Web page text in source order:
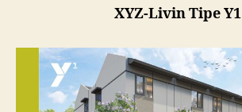
XYZ-Livin Tipe Y1